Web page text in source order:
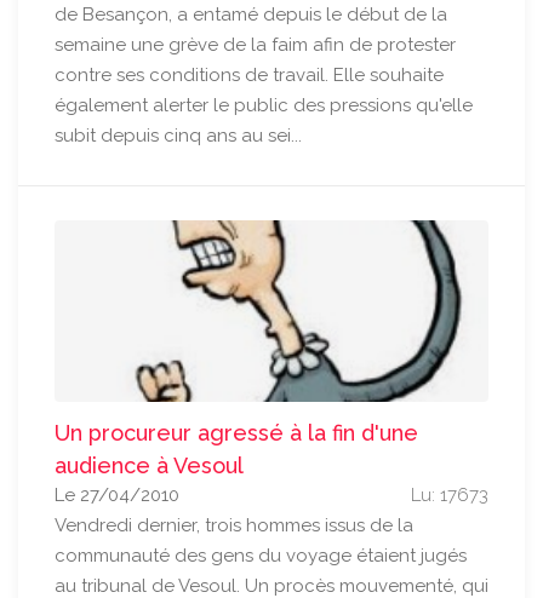
de Besançon, a entamé depuis le début de la
semaine une grève de la faim afin de protester
contre ses conditions de travail. Elle souhaite
également alerter le public des pressions qu'elle
subit depuis cinq ans au sei...
Un procureur agressé à la fin d'une
audience à Vesoul
Lu: 17673
Le 27/04/2010
Vendredi dernier, trois hommes issus de la
communauté des gens du voyage étaient jugés
au tribunal de Vesoul. Un procès mouvementé, qui